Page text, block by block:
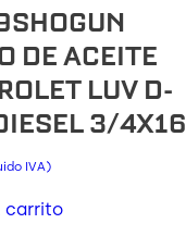
DE ACEITE
LUV D-
3/4X16
IVA)
carrito